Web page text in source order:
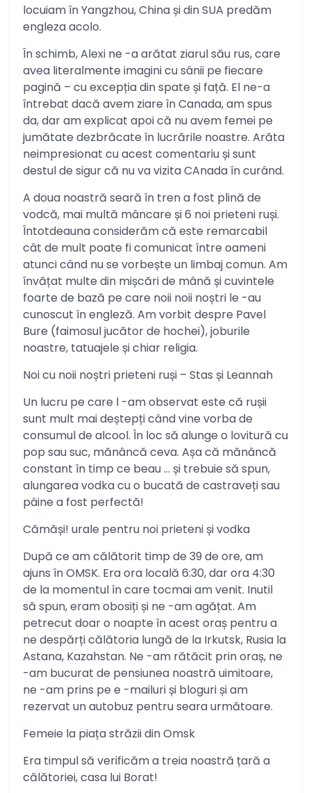
locuiam în Yangzhou, China și din SUA predăm
engleza acolo.
În schimb, Alexi ne -a arătat ziarul său rus, care
avea literalmente imagini cu sânii pe fiecare
pagină – cu excepția din spate și față. El ne-a
întrebat dacă avem ziare în Canada, am spus
da, dar am explicat apoi că nu avem femei pe
jumătate dezbrăcate în lucrările noastre. Arăta
neimpresionat cu acest comentariu și sunt
destul de sigur că nu va vizita CAnada în curând.
A doua noastră seară în tren a fost plină de
vodcă, mai multă mâncare și 6 noi prieteni ruși.
Întotdeauna considerăm că este remarcabil
cât de mult poate fi comunicat între oameni
atunci când nu se vorbește un limbaj comun. Am
învățat multe din mișcări de mână și cuvintele
foarte de bază pe care noii noii noștri le -au
cunoscut în engleză. Am vorbit despre Pavel
Bure (faimosul jucător de hochei), joburile
noastre, tatuajele și chiar religia.
Noi cu noii noștri prieteni ruși – Stas și Leannah
Un lucru pe care l -am observat este că rușii
sunt mult mai deștepți când vine vorba de
consumul de alcool. În loc să alunge o lovitură cu
pop sau suc, mănâncă ceva. Așa că mănâncă
constant în timp ce beau … și trebuie să spun,
alungarea vodka cu o bucată de castraveți sau
pâine a fost perfectă!
Cămăși! urale pentru noi prieteni și vodka
După ce am călătorit timp de 39 de ore, am
ajuns în OMSK. Era ora locală 6:30, dar ora 4:30
de la momentul în care tocmai am venit. Inutil
să spun, eram obosiți și ne -am agățat. Am
petrecut doar o noapte în acest oraș pentru a
ne despărți călătoria lungă de la Irkutsk, Rusia la
Astana, Kazahstan. Ne -am rătăcit prin oraș, ne
-am bucurat de pensiunea noastră uimitoare,
ne -am prins pe e -mailuri și bloguri și am
rezervat un autobuz pentru seara următoare.
Femeie la piața străzii din Omsk
Era timpul să verificăm a treia noastră țară a
călătoriei, casa lui Borat!